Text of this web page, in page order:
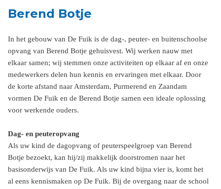
Berend Botje
In het gebouw van De Fuik is de dag-, peuter- en buitenschoolse
opvang van Berend Botje gehuisvest. Wij werken nauw met
elkaar samen; wij stemmen onze activiteiten op elkaar af en onze
medewerkers delen hun kennis en ervaringen met elkaar. Door
de korte afstand naar Amsterdam, Purmerend en Zaandam
vormen De Fuik en de Berend Botje samen een ideale oplossing
voor werkende ouders.
Dag- en peuteropvang
Als uw kind de dagopvang of peuterspeelgroep van Berend
Botje bezoekt, kan hij/zij makkelijk doorstromen naar het
basisonderwijs van De Fuik. Als uw kind bijna vier is, komt het
al eens kennismaken op De Fuik. Bij de overgang naar de school